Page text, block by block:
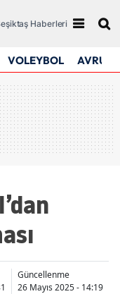
Haberleri
VOLEYBOL
Güncellenme
26 Mayıs 2025 - 14:19